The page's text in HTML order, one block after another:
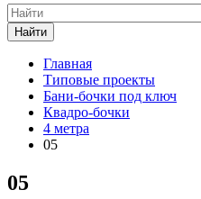
Найти
Главная
Типовые проекты
Бани-бочки под ключ
Квадро-бочки
4 метра
05
05